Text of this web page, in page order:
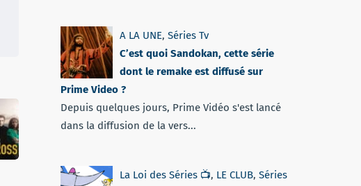
A LA UNE, Séries Tv
C’est quoi Sandokan, cette série
dont le remake est diffusé sur
Prime Video ?
Depuis quelques jours, Prime Vidéo s'est lancé
dans la diffusion de la vers...
La Loi des Séries 📺, LE CLUB, Séries